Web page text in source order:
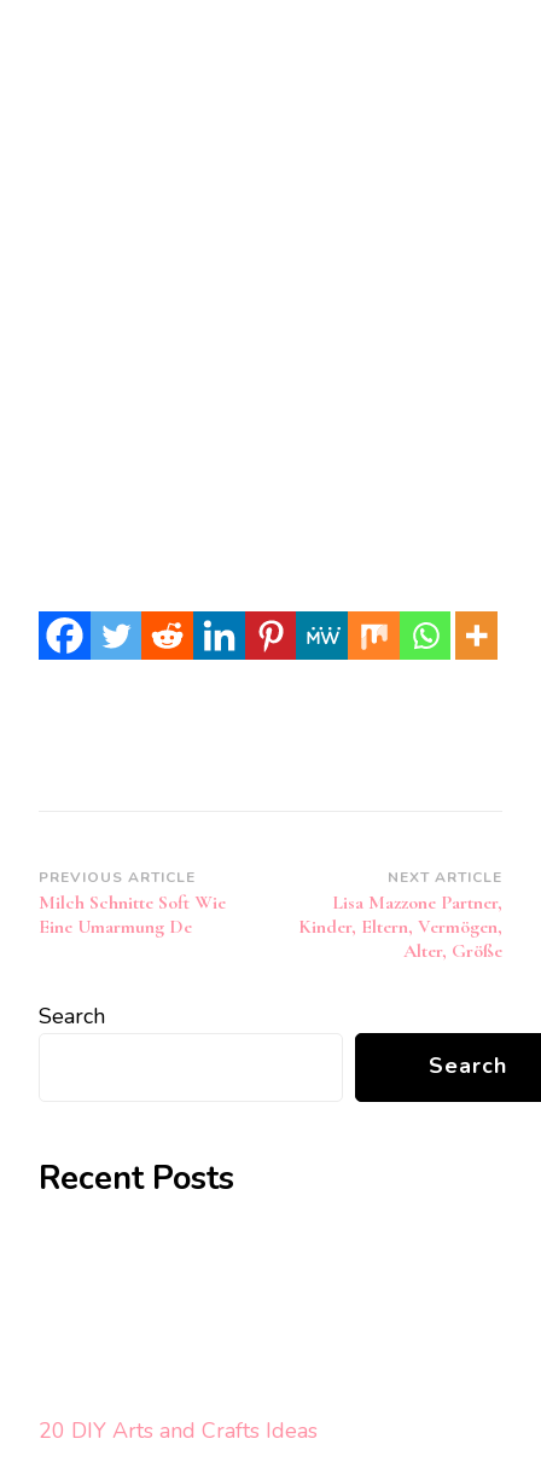
Post
Navigation
PREVIOUS ARTICLE
Milch Schnitte Soft Wie
Eine Umarmung De
NEXT ARTICLE
Lisa Mazzone Partner,
Kinder, Eltern, Vermögen,
Alter, Größe
Search
Search
Recent Posts
20 DIY Arts and Crafts Ideas